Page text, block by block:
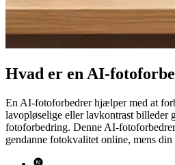
Hvad er en AI-
En AI-fotoforbedrer hjælper med at
lavopløselige eller lavkontrast billeder
fotoforbedring. Denne AI-
gendanne fotokvalitet online, mens